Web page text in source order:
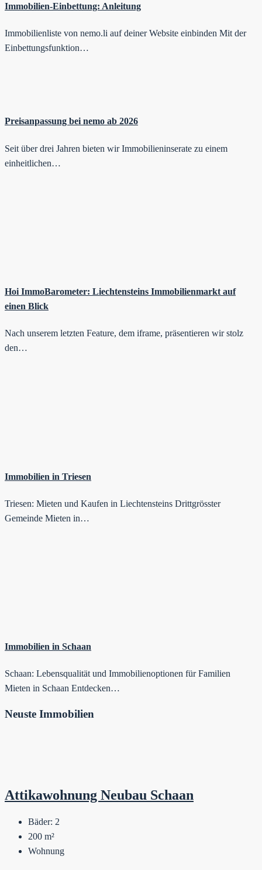
Immobilien-Einbettung: Anleitung
Immobilienliste von nemo.li auf deiner Website einbinden Mit der
Einbettungsfunktion…
Preisanpassung bei nemo ab 2026
Seit über drei Jahren bieten wir Immobilieninserate zu einem
einheitlichen…
Hoi ImmoBarometer: Liechtensteins Immobilienmarkt auf
einen Blick
Nach unserem letzten Feature, dem iframe, präsentieren wir stolz
den…
Immobilien in Triesen
Triesen: Mieten und Kaufen in Liechtensteins Drittgrösster
Gemeinde Mieten in…
Immobilien in Schaan
Schaan: Lebensqualität und Immobilienoptionen für Familien
Mieten in Schaan Entdecken…
Neuste Immobilien
Attikawohnung Neubau Schaan
Bäder: 2
200 m²
Wohnung